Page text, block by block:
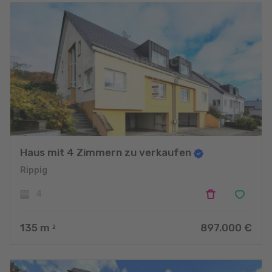
M. Maurits HESSE
Agent immobilier certifié, Zertifizierter Immobilienmakler
maurits.hesse@karrenbrock.immo
M. Luca Alexandru SAVA
Agent immobilier certifié, Zertifizierter Immobilienmakler
luca.sava@karrenbrock.immo
Mme Yasmine HUSSEIN
Conseiller immobilier certifié, Zertifizierter Immobilienberater
M. Tun Rodolphe BACKES
Agent immobilier certifié, Zertifizierter Immobilienmakler, Dipl.-
Directeur exécutif | CEO | Geschäftsführer
Haus mit 4 Zimmern zu verkaufen
Rippig
135 m 2 897.000 €